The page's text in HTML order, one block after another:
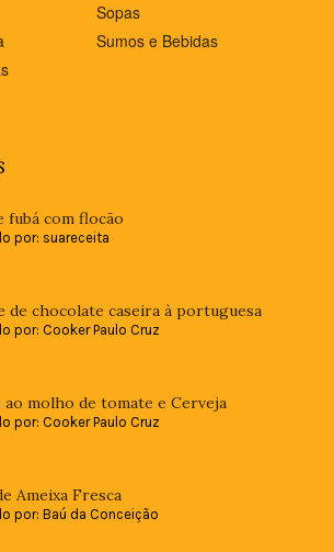
Sopas
Sumos e Bebidas
fubá com flocão
por: suareceita
de chocolate caseira à portuguesa
por: Cooker Paulo Cruz
ao molho de tomate e Cerveja
por: Cooker Paulo Cruz
Ameixa Fresca
por: Baú da Conceição